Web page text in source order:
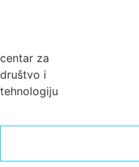
centar za
društvo i
tehnologiju